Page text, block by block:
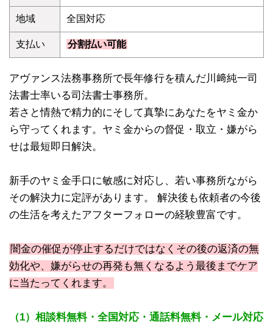
地域 全国対応
支払い 分割払い可能
アヴァンス法務事務所で長年修行を積んだ川﨑純一司
法書士率いる司法書士事務所。
若さと情熱で精力的にそして真摯にあなたをヤミ金か
ら守ってくれます。ヤミ金からの督促・取立・嫌がら
せは最短即日解決。
新手のヤミ金手口に敏感に対応し、若い事務所ながら
その解決力に定評があります。 解決後も依頼者の今後
の生活を考えたアフターフォローの経験豊富です。
闇金の催促が停止するだけではなくその後の返済の無
効化や、嫌がらせの再発も無くなるよう最後までケア
に当たってくれます。
（1）相談料無料・全国対応・通話料無料・メール対応